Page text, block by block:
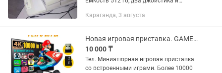
Караганда, 3 августа
Новая игровая приставка. GAME STICK lITE
10 000 ₸
Тел. Миниатюрная игровая приставка
со встроенными играми. Более 10000